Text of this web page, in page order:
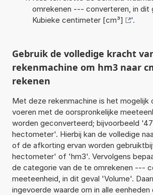
omrekenen --- converteren, in dit
Kubieke centimeter [cm³]
'.
Gebruik de volledige kracht
rekenmachine om hm3 naar
rekenen
Met deze rekenmachine is het mogelijk
voeren met de oorspronkelijke
worden geconverteerd; bijvoorbeeld
hectometer'. Hierbij kan de volledige
of de afkorting ervan worden
hectometer' of 'hm3'. Vervolgens
de categorie van de te omrekenen ---
meeteenheid, in dit geval 'Volume'.
ingevoerde waarde om in alle